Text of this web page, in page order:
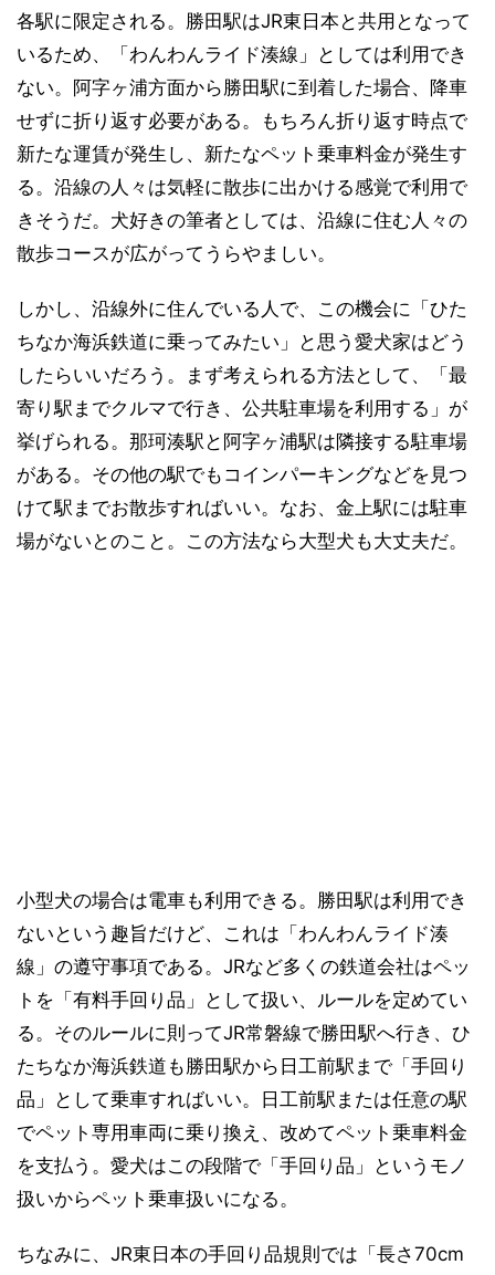
各駅に限定される。勝田駅はJR東日本と共用となって
いるため、「わんわんライド湊線」としては利用でき
ない。阿字ヶ浦方面から勝田駅に到着した場合、降車
せずに折り返す必要がある。もちろん折り返す時点で
新たな運賃が発生し、新たなペット乗車料金が発生す
る。沿線の人々は気軽に散歩に出かける感覚で利用で
きそうだ。犬好きの筆者としては、沿線に住む人々の
散歩コースが広がってうらやましい。
しかし、沿線外に住んでいる人で、この機会に「ひた
ちなか海浜鉄道に乗ってみたい」と思う愛犬家はどう
したらいいだろう。まず考えられる方法として、「最
寄り駅までクルマで行き、公共駐車場を利用する」が
挙げられる。那珂湊駅と阿字ヶ浦駅は隣接する駐車場
がある。その他の駅でもコインパーキングなどを見つ
けて駅までお散歩すればいい。なお、金上駅には駐車
場がないとのこと。この方法なら大型犬も大丈夫だ。
小型犬の場合は電車も利用できる。勝田駅は利用でき
ないという趣旨だけど、これは「わんわんライド湊
線」の遵守事項である。JRなど多くの鉄道会社はペッ
トを「有料手回り品」として扱い、ルールを定めてい
る。そのルールに則ってJR常磐線で勝田駅へ行き、ひ
たちなか海浜鉄道も勝田駅から日工前駅まで「手回り
品」として乗車すればいい。日工前駅または任意の駅
でペット専用車両に乗り換え、改めてペット乗車料金
を支払う。愛犬はこの段階で「手回り品」というモノ
扱いからペット乗車扱いになる。
ちなみに、JR東日本の手回り品規則では「長さ70cm